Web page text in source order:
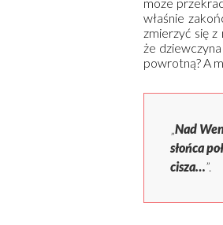
może
właśnie
zmierzyć się
że
powrotną? A
„Nad
słońca
cisza…”.